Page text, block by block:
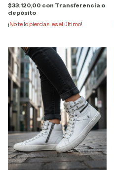
$33.120,00 con Transferencia o
depósito
¡No te lo pierdas, es el último!